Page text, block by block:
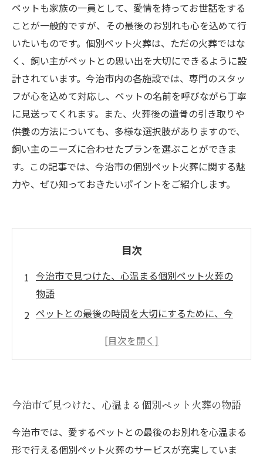
ペットも家族の一員として、愛情を持ってお世話をする
ことが一般的ですが、その最後のお別れも心を込めて行
いたいものです。個別ペット火葬は、ただの火葬ではな
く、飼い主がペットとの思い出を大切にできるように設
計されています。今治市内の各施設では、専門のスタッ
フが心を込めて対応し、ペットの名前を呼びながら丁寧
に見送ってくれます。また、火葬後の遺骨の引き取りや
供養の方法についても、多様な選択肢がありますので、
飼い主のニーズに合わせたプランを選ぶことができま
す。この記事では、今治市の個別ペット火葬に関する魅
力や、ぜひ知っておきたいポイントをご紹介します。
目次
今治市で見つけた、心温まる個別ペット火葬の
物語
ペットとの最後の時間を大切にするために、今
専門スタッフが寄り添う、今治市のペット火葬
ト火葬の魅力
火葬後の供養も選べる、今治市の多様なプラン
ペットとの愛しい思い出を形にするために
今治市で見つけた、心温まる個別ペット火葬の物語
今治市では、愛するペットとの最後のお別れを心温まる
形で行える個別ペット火葬のサービスが充実していま